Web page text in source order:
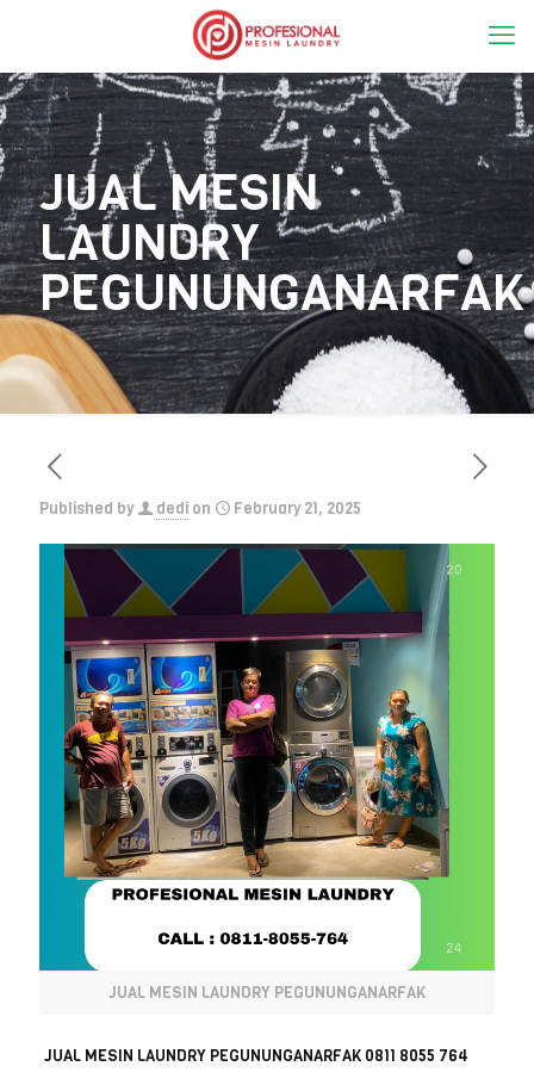
JUAL MESIN
LAUNDRY
PEGUNUNGANARFAK
Published by dedi on February 21, 2025
JUAL MESIN LAUNDRY PEGUNUNGANARFAK
JUAL MESIN LAUNDRY PEGUNUNGANARFAK 0811 8055 764